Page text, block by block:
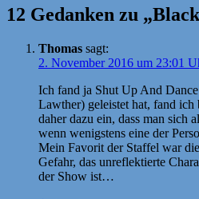
12 Gedanken zu
Thomas sagt:
2. November 2016 um 23:01
Ich fand ja Shut Up And
Lawther) geleistet hat, fand
daher dazu ein, dass man sich
wenn wenigstens eine der
Mein Favorit der Staffel war
Gefahr, das unreflektierte
der Show ist…